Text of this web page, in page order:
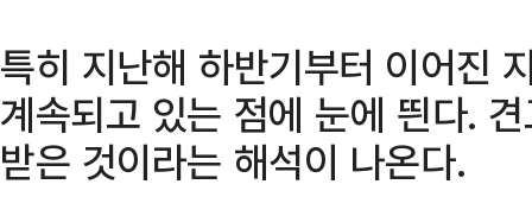
특히 지난해 하반기부터 이어진
계속되고 있는 점에 눈에 띈다.
받은 것이라는 해석이 나온다.